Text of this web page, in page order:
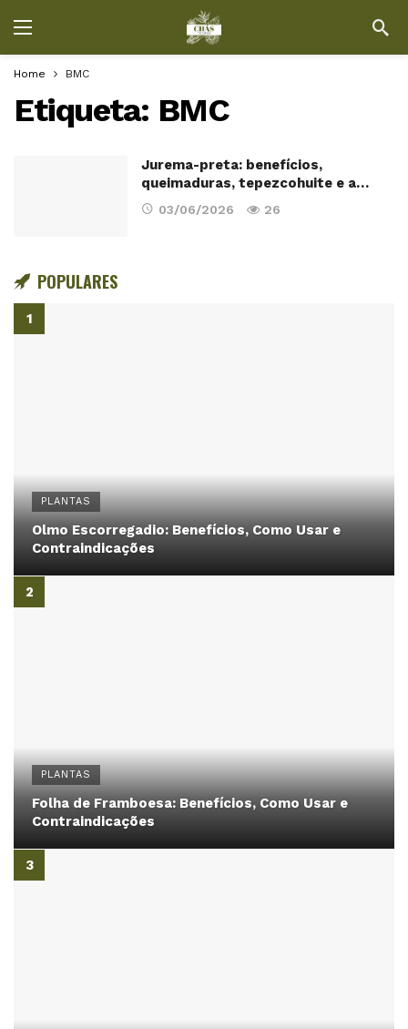
Home BMC
Etiqueta: BMC
Jurema-preta: benefícios,
queimaduras, tepezcohuite e a…
03/06/2026 26
POPULARES
PLANTAS
Olmo Escorregadio: Benefícios, Como Usar e
Contraindicações
PLANTAS
Folha de Framboesa: Benefícios, Como Usar e
Contraindicações